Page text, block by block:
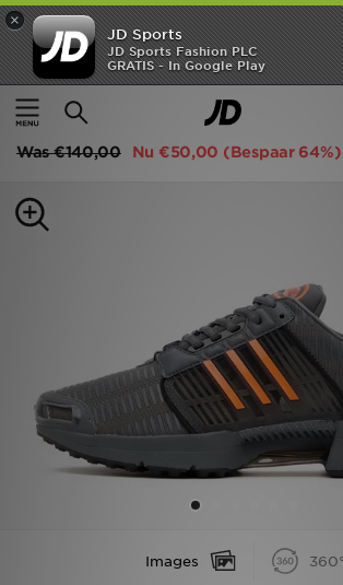
×
JD Sports
JD Sports Fashion PLC
GRATIS - In Google Play
Thuis
Heren Herenschoenen Sneakers
adidas Climacool Pre Order
Was€140,00 Nu €50,00 (Bespaar 64%)
Images 360°
Home
Offers
Dames
Voetbal
Sports